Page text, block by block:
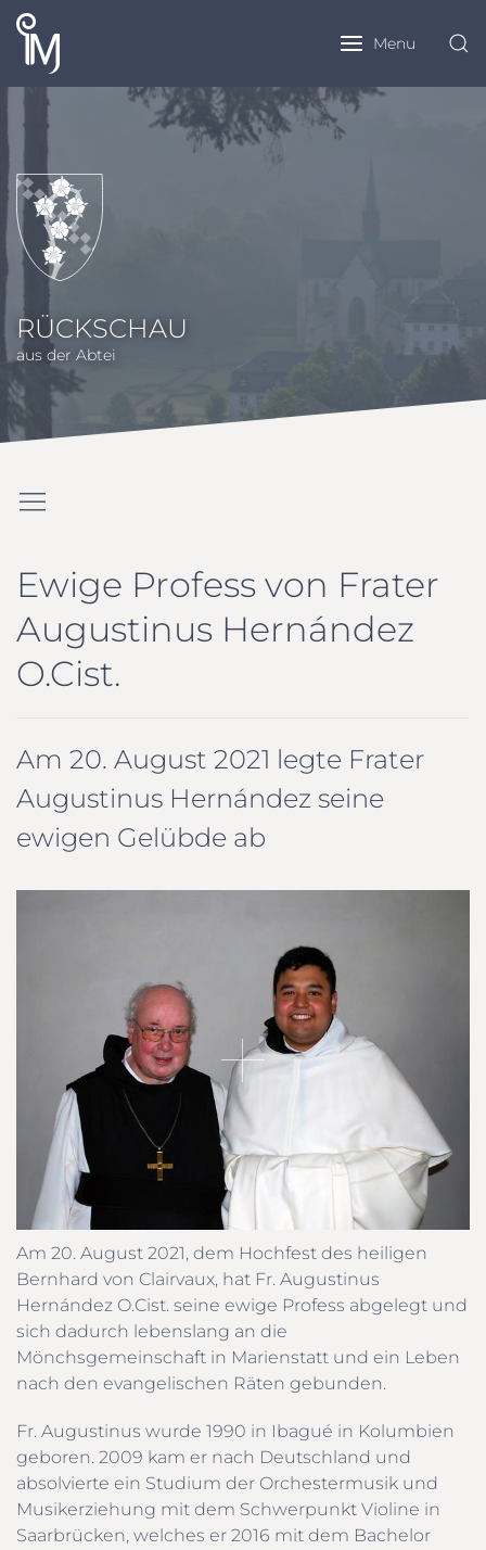
Menu
RÜCKSCHAU
aus der Abtei
Ewige Profess von Frater
Augustinus Hernández
O.Cist.
Am 20. August 2021 legte Frater
Augustinus Hernández seine
ewigen Gelübde ab
Am 20. August 2021, dem Hochfest des heiligen
Bernhard von Clairvaux, hat Fr. Augustinus
Hernández O.Cist. seine ewige Profess abgelegt und
sich dadurch lebenslang an die
Mönchsgemeinschaft in Marienstatt und ein Leben
nach den evangelischen Räten gebunden.
Fr. Augustinus wurde 1990 in Ibagué in Kolumbien
geboren. 2009 kam er nach Deutschland und
absolvierte ein Studium der Orchestermusik und
Musikerziehung mit dem Schwerpunkt Violine in
Saarbrücken, welches er 2016 mit dem Bachelor